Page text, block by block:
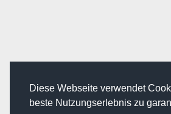
Diese Webseite verwendet
beste Nutzungserlebnis zu